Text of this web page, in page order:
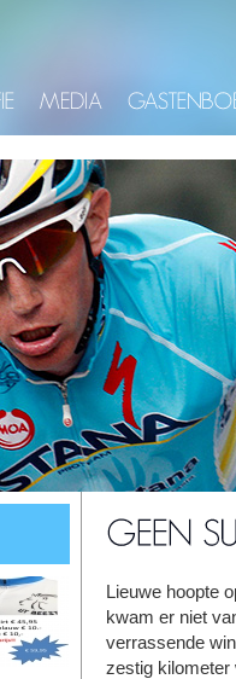
Lieuwe hoopte
kwam er niet
verrassende
zestig kilometer